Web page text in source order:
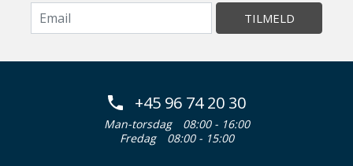
TILMELD
+45 96 74 20 30
Man-torsdag
08:00 - 16:00
Fredag
08:00 - 15:00